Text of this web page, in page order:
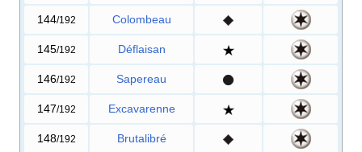
144/192 Colombeau
145/192 Déflaisan
146/192 Sapereau
147/192 Excavarenne
148/192 Brutalibré